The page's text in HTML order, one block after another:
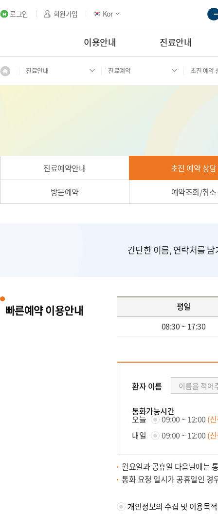
로그인 회원가입 Kor
이용안내 진료안내
진료안내 진료예약 초진 예약
진료예약안내 초진 예약 상담
방문예약 예약조회/취소
간단한 이름, 연락처를
빠른예약 이용안내
평일
08:30 ~ 17:30
환자 이름
통화가능시간
오늘 09:00 ~ 12:00 (
내일
09:00 ~ 12:00 (
월요일과 공휴일 다음날에는
통화 요청 일시가 공휴일인 경
개인정보의 수집 및 이용목